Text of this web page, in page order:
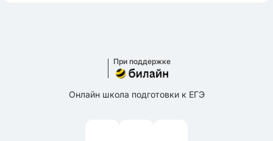
При поддержке
Онлайн школа подготовки к ЕГЭ